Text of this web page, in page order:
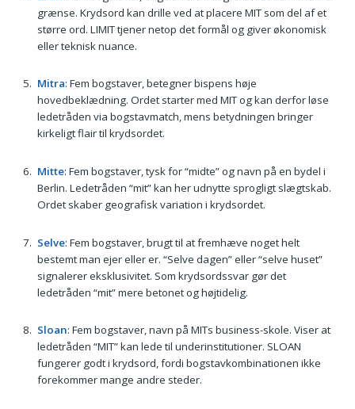
grænse. Krydsord kan drille ved at placere MIT som del af et
større ord. LIMIT tjener netop det formål og giver økonomisk
eller teknisk nuance.
Mitra: Fem bogstaver, betegner bispens høje
hovedbeklædning. Ordet starter med MIT og kan derfor løse
ledetråden via bogstav­match, mens betydningen bringer
kirkeligt flair til krydsordet.
Mitte: Fem bogstaver, tysk for “midte” og navn på en bydel i
Berlin. Ledetråden “mit” kan her udnytte sprogligt slægtskab.
Ordet skaber geografisk variation i krydsordet.
Selve: Fem bogstaver, brugt til at fremhæve noget helt
bestemt man ejer eller er. “Selve dagen” eller “selve huset”
signalerer eksklusivitet. Som krydsordssvar gør det
ledetråden “mit” mere betonet og højtidelig.
Sloan: Fem bogstaver, navn på MITs business-skole. Viser at
ledetråden “MIT” kan lede til underinstitutioner. SLOAN
fungerer godt i krydsord, fordi bogstav­kombinationen ikke
forekommer mange andre steder.